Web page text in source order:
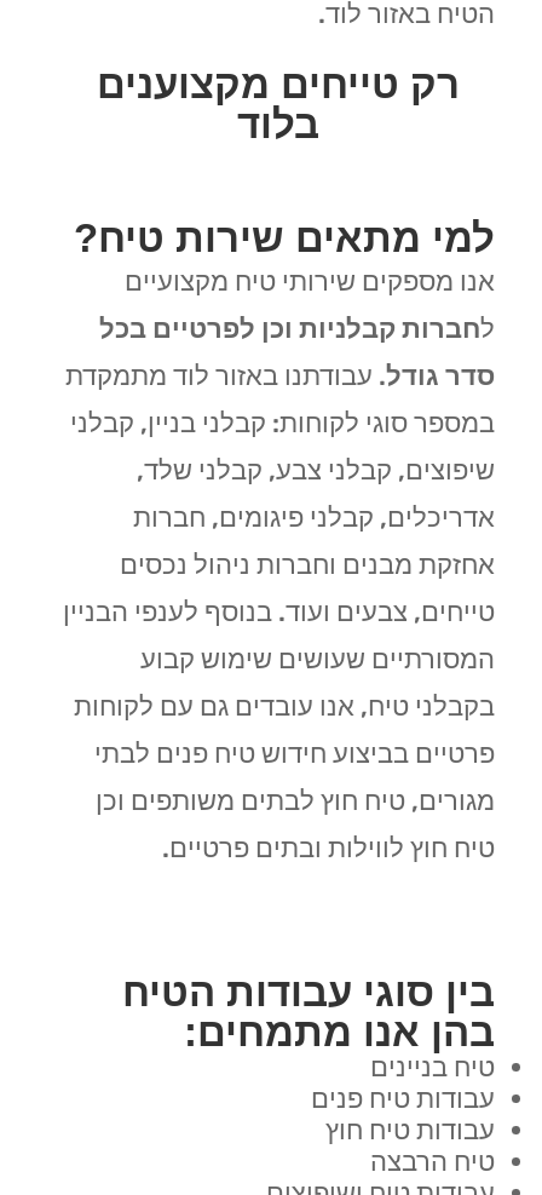
הטיח באזור לוד.
רק טייחים מקצוענים
בלוד
למי מתאים שירות טיח?
אנו מספקים שירותי טיח מקצועיים
לחברות קבלניות וכן לפרטיים בכל
סדר גודל. עבודתנו באזור לוד מתמקדת
במספר סוגי לקוחות: קבלני בניין, קבלני
שיפוצים, קבלני צבע, קבלני שלד,
אדריכלים, קבלני פיגומים, חברות
אחזקת מבנים וחברות ניהול נכסים
טייחים, צבעים ועוד. בנוסף לענפי הבניין
המסורתיים שעושים שימוש קבוע
בקבלני טיח, אנו עובדים גם עם לקוחות
פרטיים בביצוע חידוש טיח פנים לבתי
מגורים, טיח חוץ לבתים משותפים וכן
טיח חוץ לווילות ובתים פרטיים.
בין סוגי עבודות הטיח
בהן אנו מתמחים:
טיח בניינים
עבודות טיח פנים
עבודות טיח חוץ
טיח הרבצה